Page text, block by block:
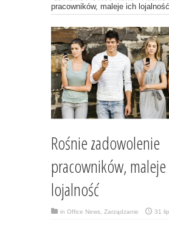
pracowników, maleje ich lojalność
Rośnie zadowolenie
pracowników,
lojalność
in Office News Zarządzanie 31